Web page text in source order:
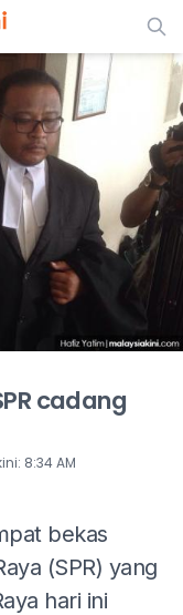
cadang
: 8:34 AM
bekas
(SPR) yang
hari ini